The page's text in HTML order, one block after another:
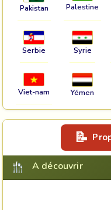
Pakistan Palestine
Serbie Syrie
Viet-nam Yémen
A découvrir